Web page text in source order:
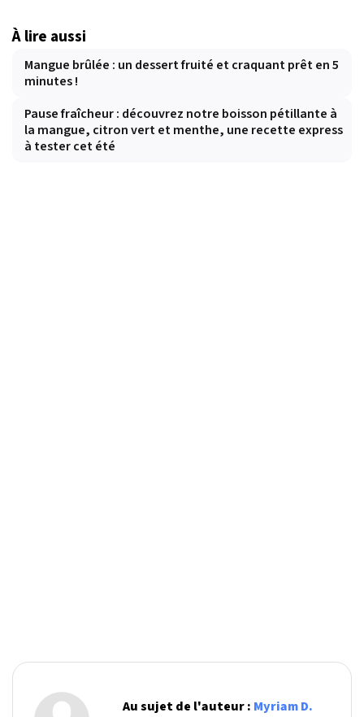
À lire aussi
Mangue brûlée : un dessert fruité et craquant prêt en 5
minutes !
Pause fraîcheur : découvrez notre boisson pétillante à
la mangue, citron vert et menthe, une recette express
à tester cet été
Au sujet de l'auteur : Myriam D.